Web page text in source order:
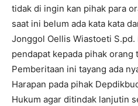
tidak di ingin kan pihak para
saat ini belum ada kata kata
Jonggol Oellis Wiastoeti
pendapat kepada pihak orang
Pemberitaan ini tayang ada
Harapan pada pihak
Hukum agar ditindak lanjutin